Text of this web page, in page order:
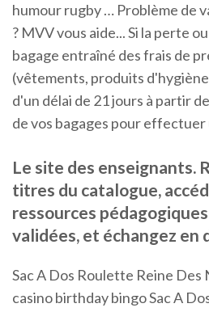
humour rugby … Problème de
? MVV vous aide...Si la perte
bagage entraîné des frais de
(vêtements, produits
d'un délai de 21 jours à partir
de vos bagages pour
Le site des enseignants.
titres du catalogue,
ressources
validées, et échangez en
Sac A Dos Roulette Reine Des
casino birthday bingo Sac A